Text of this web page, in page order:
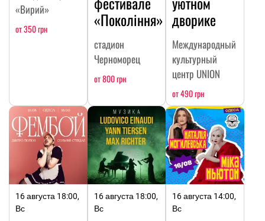
«Вирий»
от 350 грн «Покоління»
стадион
Черноморец
от 800 грн
дворике
Международный
культурный
центр UNION
от 490 грн
16 августа 18:00,
Вс
16 августа 18:00,
Вс
16 августа 14:00,
Вс